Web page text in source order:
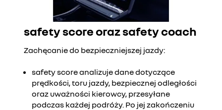
safety score oraz safety coach
Zachęcanie do bezpieczniejszej jazdy:
safety score analizuje dane dotyczące
prędkości, toru jazdy, bezpiecznej odległości
oraz uważności kierowcy, przesyłane
podczas każdej podróży. Po jej zakończeniu